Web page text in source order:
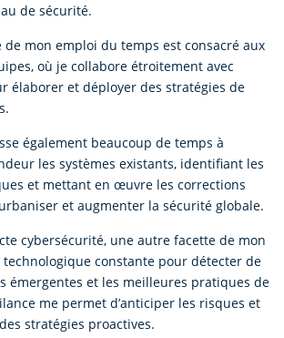
de sécurité.
mon emploi du temps est consacré aux
où je collabore étroitement avec
élaborer et déployer des stratégies de
également beaucoup de temps à
les systèmes existants, identifiant les
et mettant en œuvre les corrections
et augmenter la sécurité globale.
cybersécurité, une autre facette de mon
constante pour détecter de
émergentes et les meilleures pratiques de
me permet d’anticiper les risques et
stratégies proactives.